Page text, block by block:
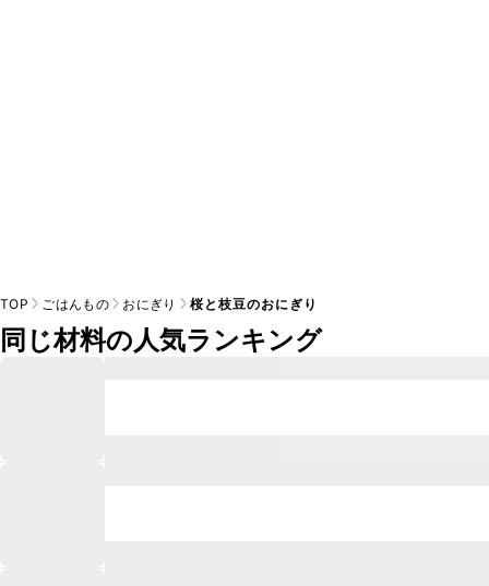
TOP ごはんもの おにぎり 桜と枝豆のおにぎり
同じ材料の人気ランキング